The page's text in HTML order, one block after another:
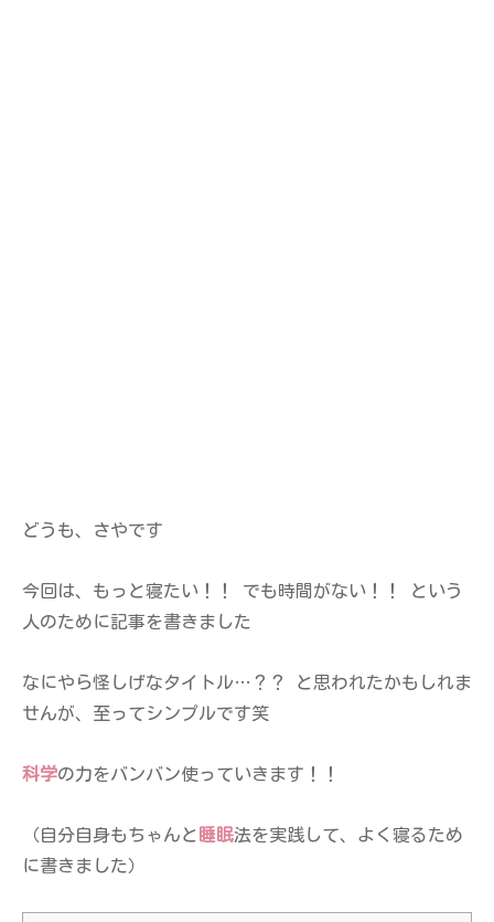
どうも、さやです
今回は、もっと寝たい！！ でも時間がない！！ という
人のために記事を書きました
なにやら怪しげなタイトル…？？ と思われたかもしれま
せんが、至ってシンプルです笑
科学の力をバンバン使っていきます！！
（自分自身もちゃんと 睡眠法を実践して、よく寝るため
に書きました）